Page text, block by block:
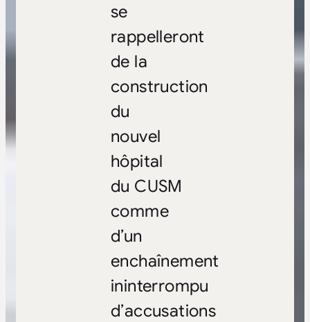
se
rappelleront
de la
construction
du
nouvel
hôpital
du CUSM
comme
d’un
enchaînement
ininterrompu
d’accusations